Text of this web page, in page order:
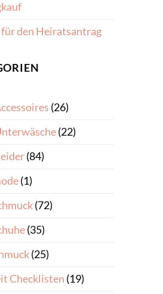
für den Heiratsantrag
(26)
(22)
(84)
(1)
(72)
(35)
(25)
Checklisten (19)